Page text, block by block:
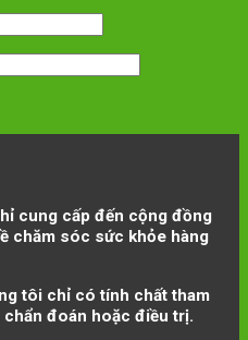
cung cấp đến cộng đồng
chăm sóc sức khỏe hàng
tôi chỉ có tính chất tham
đoán hoặc điều trị.